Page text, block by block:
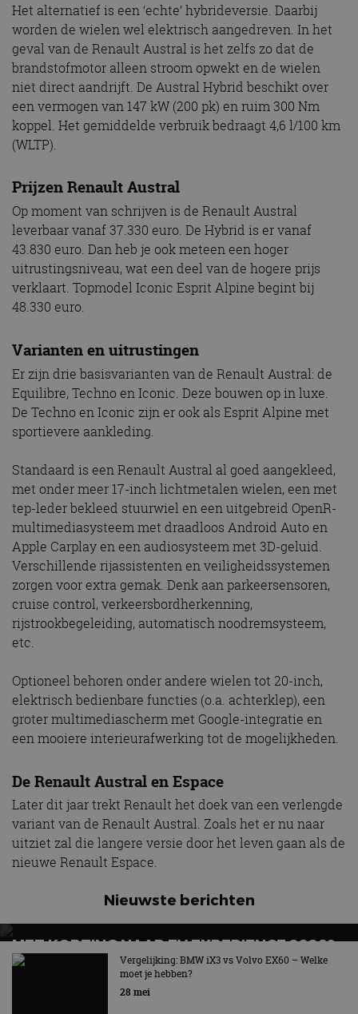
Het alternatief is een ‘echte’ hybrideversie. Daarbij
worden de wielen wel elektrisch aangedreven. In het
geval van de Renault Austral is het zelfs zo dat de
brandstofmotor alleen stroom opwekt en de wielen
niet direct aandrijft. De Austral Hybrid beschikt over
een vermogen van 147 kW (200 pk) en ruim 300 Nm
koppel. Het gemiddelde verbruik bedraagt 4,6 l/100 km
(WLTP).
Prijzen Renault Austral
Op moment van schrijven is de Renault Austral
leverbaar vanaf 37.330 euro. De Hybrid is er vanaf
43.830 euro. Dan heb je ook meteen een hoger
uitrustingsniveau, wat een deel van de hogere prijs
verklaart. Topmodel Iconic Esprit Alpine begint bij
48.330 euro.
Varianten en uitrustingen
Er zijn drie basisvarianten van de Renault Austral: de
Equilibre, Techno en Iconic. Deze bouwen op in luxe.
De Techno en Iconic zijn er ook als Esprit Alpine met
sportievere aankleding.
Standaard is een Renault Austral al goed aangekleed,
met onder meer 17-inch lichtmetalen wielen, een met
tep-leder bekleed stuurwiel en een uitgebreid OpenR-
multimediasysteem met draadloos Android Auto en
Apple Carplay en een audiosysteem met 3D-geluid.
Verschillende rijassistenten en veiligheidssystemen
zorgen voor extra gemak. Denk aan parkeersensoren,
cruise control, verkeersbordherkenning,
rijstrookbegeleiding, automatisch noodremsysteem,
etc.
Optioneel behoren onder andere wielen tot 20-inch,
elektrisch bedienbare functies (o.a. achterklep), een
groter multimediascherm met Google-integratie en
een mooiere interieurafwerking tot de mogelijkheden.
De Renault Austral en Espace
Later dit jaar trekt Renault het doek van een verlengde
variant van de Renault Austral. Zoals het er nu naar
uitziet zal die langere versie door het leven gaan als de
nieuwe Renault Espace.
Nieuwste berichten
MET KORTING NAAR EV EXPERIENCE 2026?
AUTORAI REGELT HET!
EV Experience 2026 van 24 tot 26 september
Vergelijking: BMW iX3 vs Volvo EX60 – Welke
moet je hebben?
28 mei